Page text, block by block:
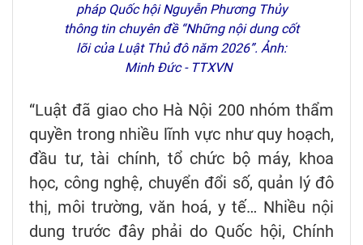
pháp Quốc hội Nguyễn Phương Thủy
thông tin chuyên đề “Những nội dung cốt
lõi của Luật Thủ đô năm 2026”. Ảnh:
Minh Đức - TTXVN
“Luật đã giao cho Hà Nội 200 nhóm thẩm
quyền trong nhiều lĩnh vực như quy hoạch,
đầu tư, tài chính, tổ chức bộ máy, khoa
học, công nghệ, chuyển đổi số, quản lý đô
thị, môi trường, văn hoá, y tế… Nhiều nội
dung trước đây phải do Quốc hội, Chính